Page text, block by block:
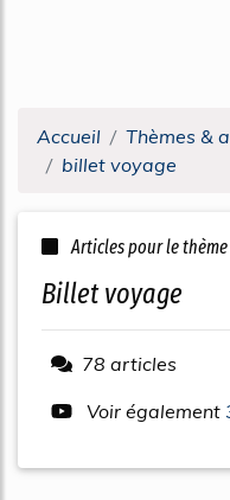
Accueil
Thèmes &
billet voyage
Articles pour le
billet voyage
78 articles
Voir également